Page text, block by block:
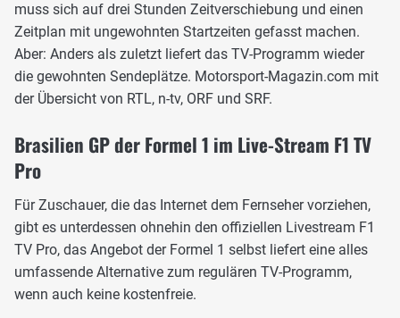
muss sich auf drei Stunden Zeitverschiebung und einen
Zeitplan mit ungewohnten Startzeiten gefasst machen.
Aber: Anders als zuletzt liefert das TV-Programm wieder
die gewohnten Sendeplätze. Motorsport-Magazin.com mit
der Übersicht von RTL, n-tv, ORF und SRF.
Brasilien GP der Formel 1 im Live-Stream F1 TV
Pro
Für Zuschauer, die das Internet dem Fernseher vorziehen,
gibt es unterdessen ohnehin den offiziellen Livestream F1
TV Pro, das Angebot der Formel 1 selbst liefert eine alles
umfassende Alternative zum regulären TV-Programm,
wenn auch keine kostenfreie.